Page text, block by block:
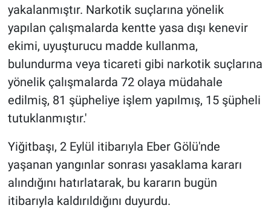
yakalanmıştır. Narkotik suçlarına yönelik
yapılan çalışmalarda kentte yasa dışı kenevir
ekimi, uyuşturucu madde kullanma,
bulundurma veya ticareti gibi narkotik suçlarına
yönelik çalışmalarda 72 olaya müdahale
edilmiş, 81 şüpheliye işlem yapılmış, 15 şüpheli
tutuklanmıştır.'
Yiğitbaşı, 2 Eylül itibarıyla Eber Gölü'nde
yaşanan yangınlar sonrası yasaklama kararı
alındığını hatırlatarak, bu kararın bugün
itibarıyla kaldırıldığını duyurdu.